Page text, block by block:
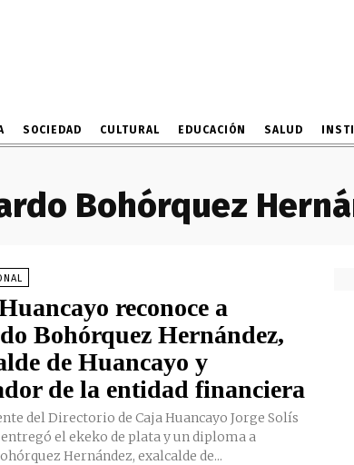
SOCIEDAD CULTURAL EDUCACIÓN SALUD
Bohórquez
reconoce a
Bohórquez Hernández,
de Huancayo y
de la entidad financiera
del Directorio de Caja Huancayo Jorge Solís
el ekeko de plata y un diploma a
Hernández, exalcalde de...